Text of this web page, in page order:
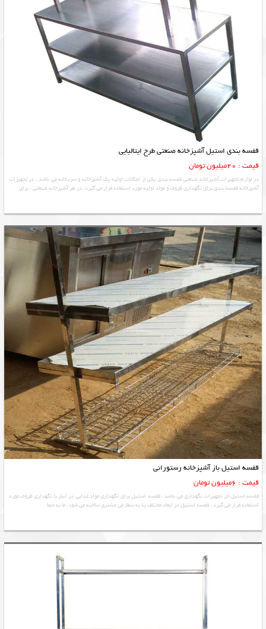
قفسه بندی استیل آشپزخانه صنعتی طرح ایتالیایی
قیمت : 20میلیون تومان
در لوازم تجهیزات آشپزخانه صنعتی قفسه بندی یکی از امکانات اولیه یک آشپزخانه و سردخانه می باشد ، در تجهیزات
آشپزخانه قفسه بندی برای نگهداری ظروف و مواد اولیه مورد استفاده قرار می گیرد. در هر آشپزخانه صنعتی ، برای
قفسه استیل باز آشپزخانه رستورانی
قیمت : 6میلیون تومان
قفسه استیل جز تجهیزات نگهداری می باشد ، قفسه استیل برای نگهداری مواد غذایی در انبار یا نگهداری ظروف مورد
استفاده قرار می گیرد ، قفسه استیل در ابعاد مختلف بنا به سفارش مشتری ساخته می شود. ما به شما